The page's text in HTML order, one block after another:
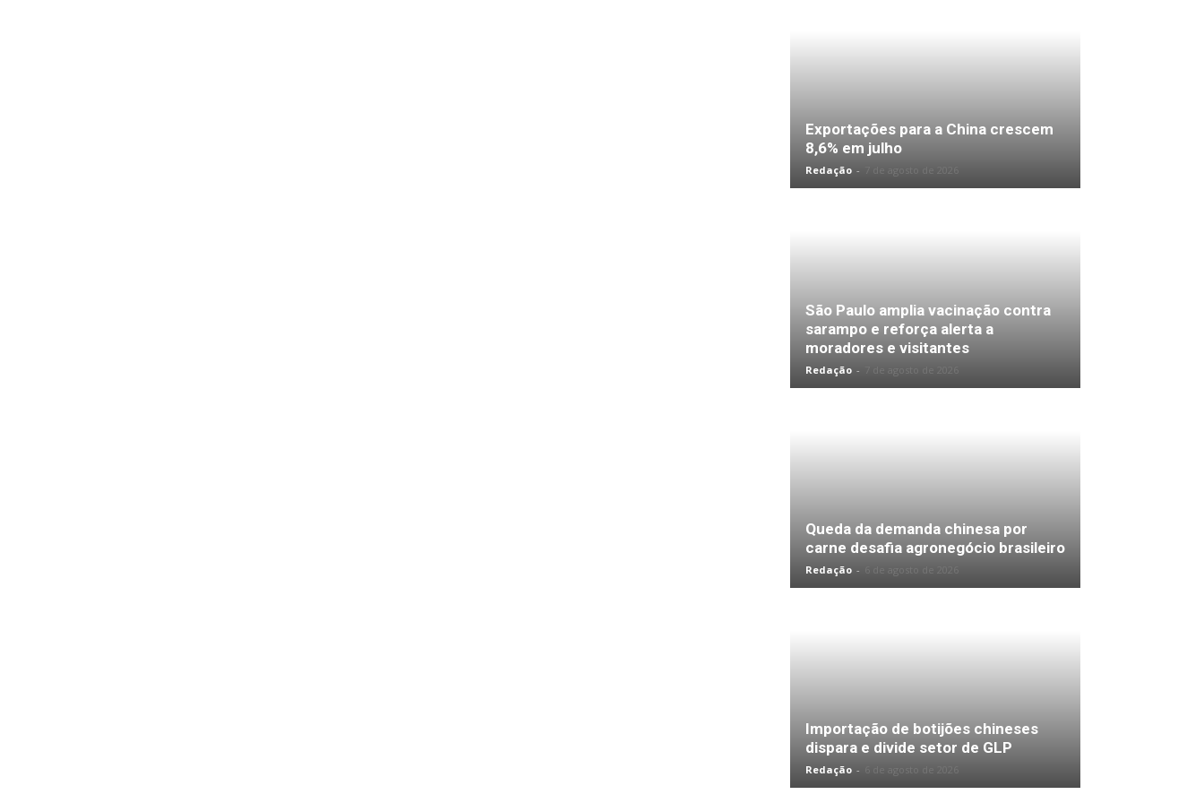
Exportações para a China crescem
8,6% em julho
Redação -
São Paulo amplia vacinação contra
sarampo e reforça alerta a
moradores e visitantes
Redação -
Queda da demanda chinesa por
carne desafia agronegócio brasileiro
Redação -
Importação de botijões chineses
dispara e divide setor de GLP
Redação -